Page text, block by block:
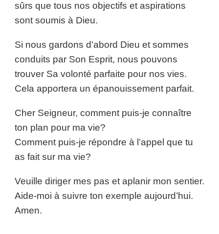
sûrs que tous nos objectifs et aspirations
sont soumis à Dieu.
Si nous gardons d’abord Dieu et sommes
conduits par Son Esprit, nous pouvons
trouver Sa volonté parfaite pour nos vies.
Cela apportera un épanouissement parfait.
Cher Seigneur, comment puis-je connaître
ton plan pour ma vie?
Comment puis-je répondre à l’appel que tu
as fait sur ma vie?
Veuille diriger mes pas et aplanir mon sentier.
Aide-moi à suivre ton exemple aujourd’hui.
Amen.